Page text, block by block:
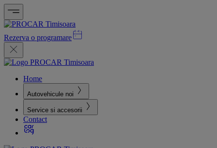
Rezerva o programare
Home
Autovehicule noi
Service si accesorii
Contact